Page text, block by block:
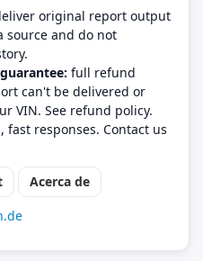
original report output
source and do not
full refund
can't be delivered or
VIN. See refund policy.
fast responses. Contact us
Acerca de